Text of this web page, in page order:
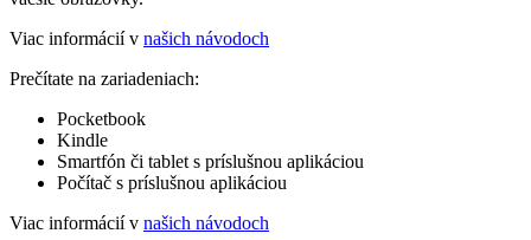
Viac informácií v našich návodoch
Prečítate na zariadeniach:
Pocketbook
Kindle
Smartfón či tablet s príslušnou aplikáciou
Počítač s príslušnou aplikáciou
Viac informácií v našich návodoch